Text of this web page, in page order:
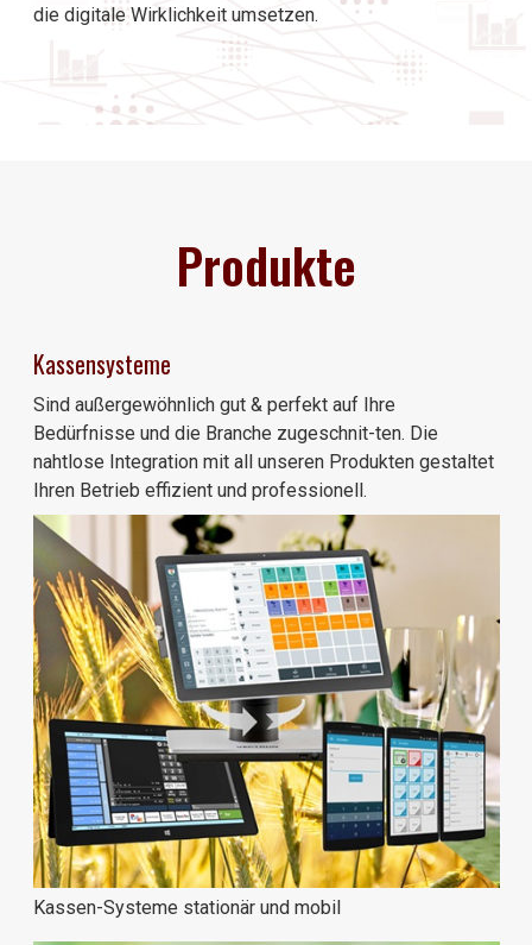
die digitale Wirklichkeit umsetzen.
Produkte
Kassensysteme
Sind außergewöhnlich gut & perfekt auf Ihre
Bedürfnisse und die Branche zugeschnit-ten. Die
nahtlose Integration mit all unseren Produkten gestaltet
Ihren Betrieb effizient und professionell.
Kassen-Systeme stationär und mobil